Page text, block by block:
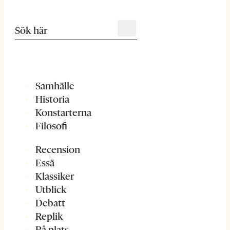
Samhälle
Historia
Konstarterna
Filosofi
Recension
Essä
Klassiker
Utblick
Debatt
Replik